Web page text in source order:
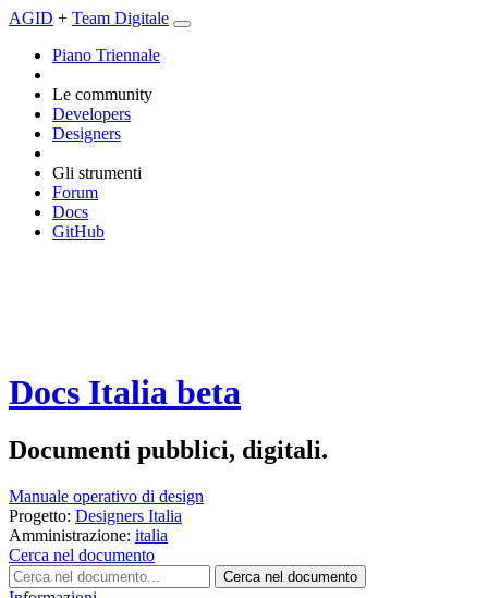
AGID + Team Digitale
Piano Triennale
Le community
Developers
Designers
Gli strumenti
Forum
Docs
GitHub
Docs Italia beta
Documenti pubblici, digitali.
Manuale operativo di design
Progetto: Designers Italia
Amministrazione: italia
Cerca nel documento
Cerca nel documento